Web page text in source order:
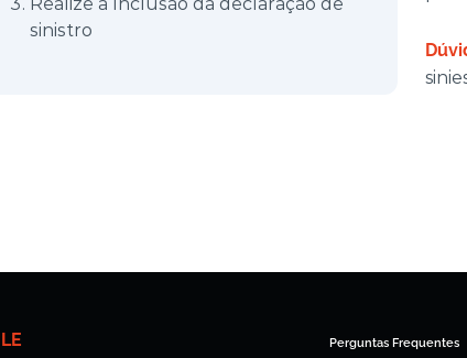
sinistro
Perguntas Frequentes